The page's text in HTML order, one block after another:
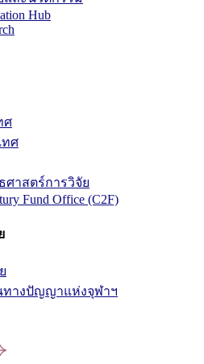
Hub
ศ
ทศ
าสตร์การวิจัย
Fund Office (C2F)
างปัญญาแห่งจุฬาฯ